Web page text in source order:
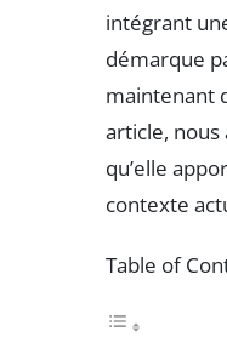
intégrant
démarque
maintenant
article,
qu’elle
contexte
Table of